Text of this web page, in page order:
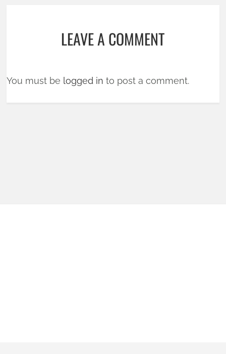
LEAVE A COMMENT
You must be logged in to post a comment.